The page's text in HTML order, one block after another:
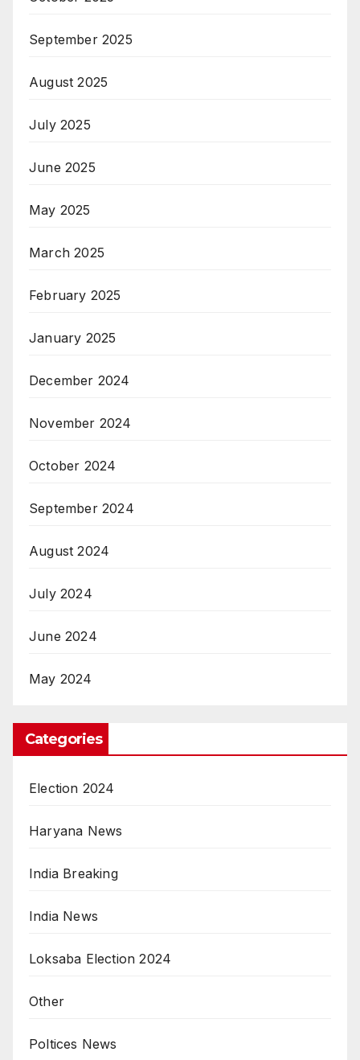
September 2025
August 2025
July 2025
June 2025
May 2025
March 2025
February 2025
January 2025
December 2024
November 2024
October 2024
September 2024
August 2024
July 2024
June 2024
May 2024
Categories
Election 2024
Haryana News
India Breaking
India News
Loksaba Election 2024
Other
Poltices News